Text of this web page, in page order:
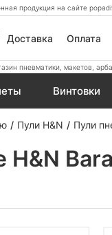
продукция на сайте
Доставка Оплата
пневматики, макетов,
Винтовки
Пули H&N Пули
H&N